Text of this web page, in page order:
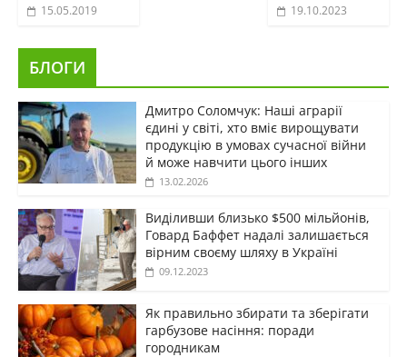
15.05.2019 19.10.2023
БЛОГИ
Дмитро Соломчук: Наші аграрії
єдині у світі, хто вміє вирощувати
продукцію в умовах сучасної війни
й може навчити цього інших
13.02.2026
Виділивши близько $500 мільйонів,
Говард Баффет надалі залишається
вірним своєму шляху в Україні
09.12.2023
Як правильно збирати та зберігати
гарбузове насіння: поради
городникам